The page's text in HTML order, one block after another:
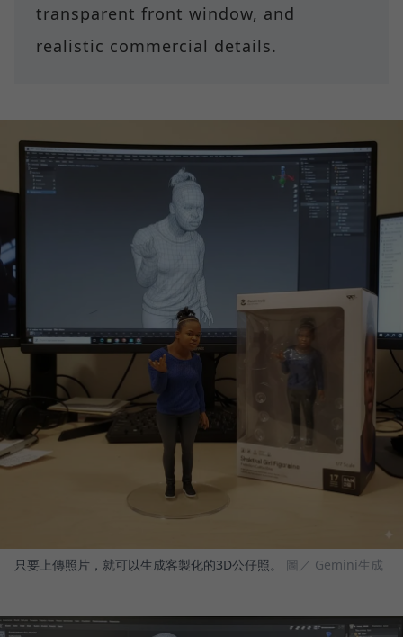
transparent front window, and
realistic commercial details.
只要上傳照片，就可以生成客製化的3D公仔照。 圖／ Gemini生成